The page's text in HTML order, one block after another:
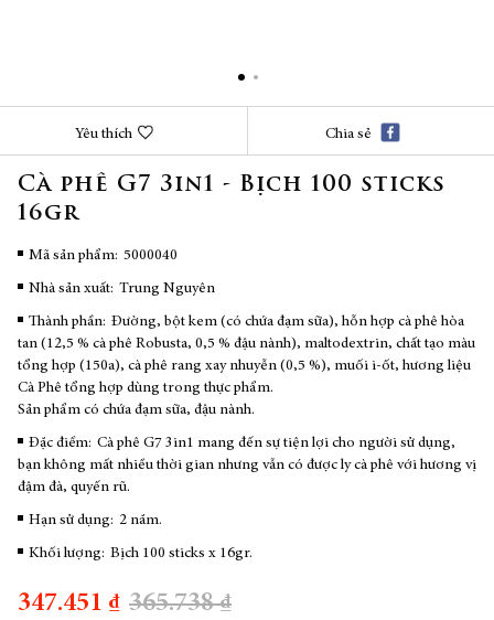
phần
đầu
của
viện
ảnh
Yêu thích Chia sẻ
Cà phê G7 3in1 - Bịch 100 sticks
16gr
Mã sản phẩm 5000040
Nhà sản xuất: Trung Nguyên
Thành phần: Đường, bột kem (có chứa đạm sữa), hỗn hợp cà phê hòa
tan (12,5 % cà phê Robusta, 0,5 % đậu nành), maltodextrin, chất tạo màu
tổng hợp (150a), cà phê rang xay nhuyễn (0,5 %), muối i-ốt, hương liệu
Cà Phê tổng hợp dùng trong thực phẩm.
Sản phẩm có chứa đạm sữa, đậu nành.
Đặc điểm: Cà phê G7 3in1 mang đến sự tiện lợi cho người sử dụng,
bạn không mất nhiều thời gian nhưng vẫn có được ly cà phê với hương vị
đậm đà, quyến rũ.
Hạn sử dụng: 2 năm.
Khối lượng: Bịch 100 sticks x 16gr.
365.738 ₫
347.451 ₫